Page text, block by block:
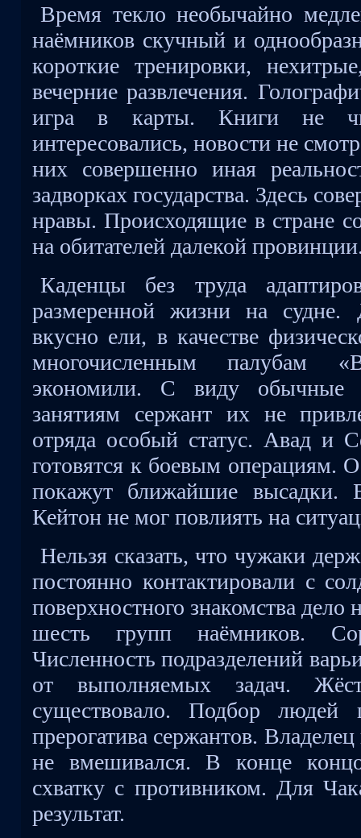
Время текло необычайно
наёмников скучный и
короткие тренировки,
вечерние развлечения.
игра в карты. Книги не
интересовались, новости не
них совершенно иная
задворках государства. Здесь
нравы. Происходящие в стране
на обитателей далекой
Каденцы без труда
размеренной жизни на
вкусно ели, в качестве
многочисленным палубам
экономили. С виду обычные
занятиям сержант их не
отряда особый статус. Авад и
готовятся к боевым операциям.
покажут ближайшие
Кейтон не мог повлиять на
Нельзя сказать, что чужаки
постоянно контактировали с
поверхностного знакомства
шесть групп наёмников.
Численность подразделений
от выполняемых задач.
существовало. Подбор людей
прерогатива сержантов.
не вмешивался. В конце
схватку с противником. Для
результат.